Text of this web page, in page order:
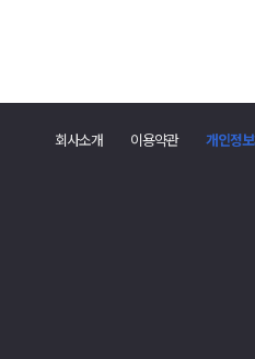
회사소개 이용약관 개인정